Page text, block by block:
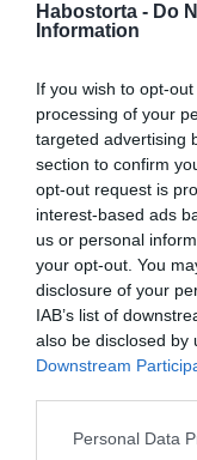
Habostorta - Do
Information
If you wish to opt-
processing of your
targeted advertising
section to confirm
opt-out request is
interest-based ads
us or personal
your opt-out. You
disclosure of your
IAB’s list of
also be disclosed by
Downstream
Please note that
Personal Data
3. A lisztet
egynemű tésztát
4. A masszát az
elsimítjuk, majd az
világos
majd a süteményt
Tálalás előtt
kockákra
Megosztás:
Korábbi